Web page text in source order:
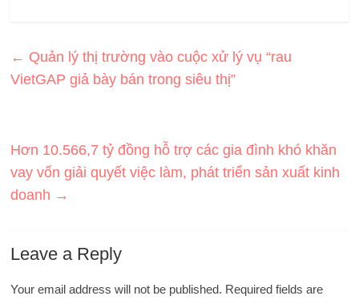
← Quản lý thị trường vào cuộc xử lý vụ “rau
VietGAP giả bày bán trong siêu thị”
Hơn 10.566,7 tỷ đồng hỗ trợ các gia đình khó khăn
vay vốn giải quyết việc làm, phát triển sản xuất kinh
doanh →
Leave a Reply
Your email address will not be published. Required fields are